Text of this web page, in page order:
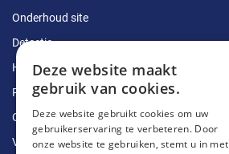
Onderhoud site
Detectie
Herstellingen
Ruimingen
Ontstoppingen
Vetputten
Deze website maakt
gebruik van cookies.
Deze website gebruikt cookies om uw
gebruikerservaring te verbeteren. Door
onze website te gebruiken, stemt u in met